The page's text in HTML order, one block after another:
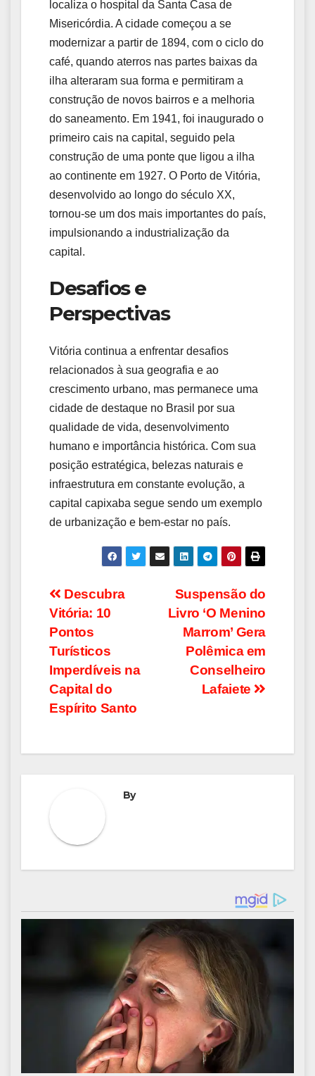
localiza o hospital da Santa Casa de
Misericórdia. A cidade começou a se
modernizar a partir de 1894, com o ciclo do
café, quando aterros nas partes baixas da
ilha alteraram sua forma e permitiram a
construção de novos bairros e a melhoria
do saneamento. Em 1941, foi inaugurado o
primeiro cais na capital, seguido pela
construção de uma ponte que ligou a ilha
ao continente em 1927. O Porto de Vitória,
desenvolvido ao longo do século XX,
tornou-se um dos mais importantes do país,
impulsionando a industrialização da
capital.
Desafios e
Perspectivas
Vitória continua a enfrentar desafios
relacionados à sua geografia e ao
crescimento urbano, mas permanece uma
cidade de destaque no Brasil por sua
qualidade de vida, desenvolvimento
humano e importância histórica. Com sua
posição estratégica, belezas naturais e
infraestrutura em constante evolução, a
capital capixaba segue sendo um exemplo
de urbanização e bem-estar no país.
Navegação
de
Post
Suspensão do
Livro ‘O Menino
Marrom’ Gera
Polêmica em
Conselheiro
Lafaiete
Descubra
Vitória: 10
Pontos
Turísticos
Imperdíveis na
Capital do
Espírito Santo
By